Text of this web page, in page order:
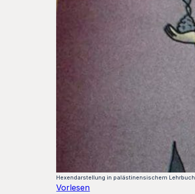
Hexendarstellung in palästinensischem Lehrbuch
Vorlesen